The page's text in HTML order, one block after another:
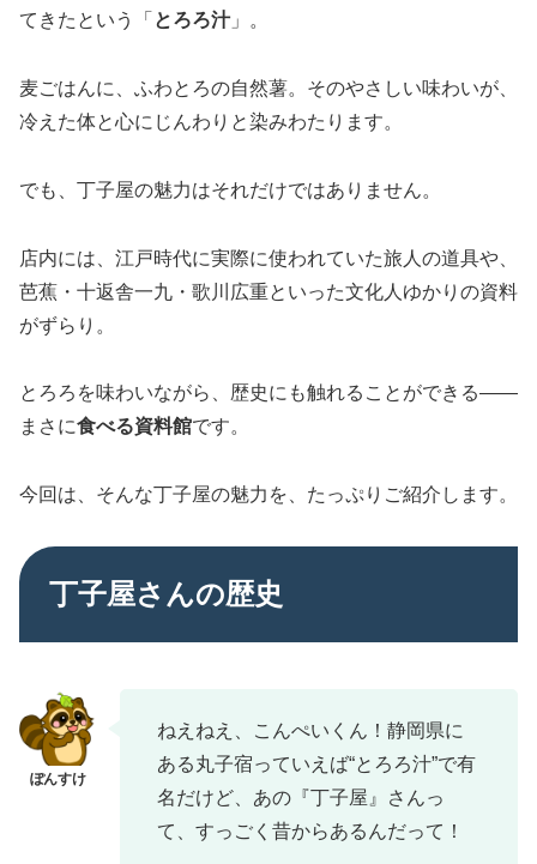
てきたという「 とろろ汁」。
麦ごはんに、ふわとろの自然薯。そのやさしい味わいが、
冷えた体と心にじんわりと染みわたります。
でも、丁子屋の魅力はそれだけではありません。
店内には、江戸時代に実際に使われていた旅人の道具や、
芭蕉・十返舎一九・歌川広重といった文化人ゆかりの資料
がずらり。
とろろを味わいながら、歴史にも触れることができる——
まさに食べる資料館です。
今回は、そんな丁子屋の魅力を、たっぷりご紹介します。
丁子屋さんの歴史
ねえねえ、こんぺいくん！静岡県に
ある丸子宿っていえば“とろろ汁”で有
名だけど、あの『丁子屋』さんっ
て、すっごく昔からあるんだって！